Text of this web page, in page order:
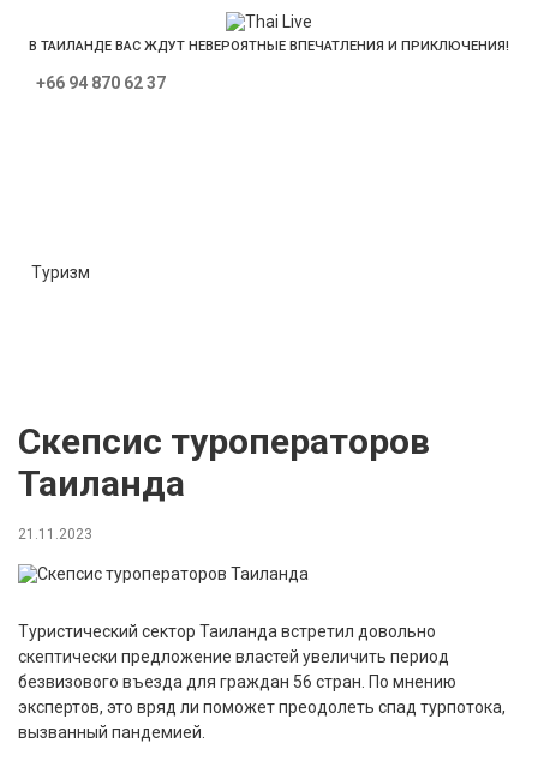
В ТАИЛАНДЕ ВАС ЖДУТ НЕВЕРОЯТНЫЕ ВПЕЧАТЛЕНИЯ И ПРИКЛЮЧЕНИЯ!
+66 94 870 62 37
Туризм
Скепсис туроператоров
Таиланда
21.11.2023
Туристический сектор Таиланда встретил довольно
скептически предложение властей увеличить период
безвизового въезда для граждан 56 стран. По мнению
экспертов, это вряд ли поможет преодолеть спад турпотока,
вызванный пандемией.